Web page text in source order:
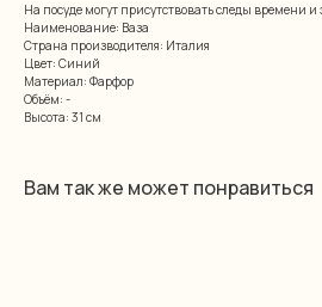
На посуде могут присутствовать следы времени
Наименование: Ваза
Страна производителя: Италия
Цвет: Синий
Материал: Фарфор
Объём: -
Высота: 31 см
Вам так же может понравиться